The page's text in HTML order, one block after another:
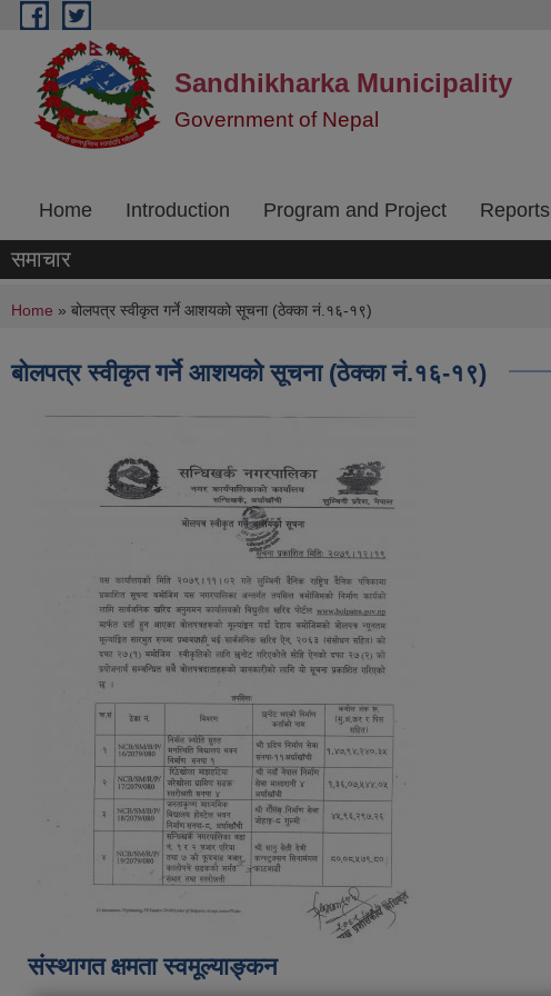
Skip to main content
Sandhikharka Municipality
Government of Nepal
Home Introduction Program and Project Reports
समाचार
You are here
Home » बोलपत्र स्वीकृत गर्ने आशयको सूचना (ठेक्का नं.१६-१९)
बोलपत्र स्वीकृत गर्ने आशयको सूचना (ठेक्का नं.१६-१९)
संस्थागत क्षमता स्वमूल्याङ्कन